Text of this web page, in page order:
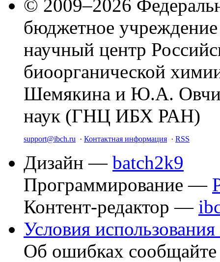
© 2009–2026
бюджетное
научный центр
биоорганической
Шемякина и Ю.А.
наук (ГНЦ ИБХ РАН)
support@ibch.ru · Контактная информация · RSS
Дизайн — batch2k9
Программирование —
Контент-редактор —
Условия использования
Об ошибках